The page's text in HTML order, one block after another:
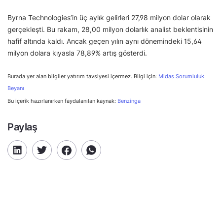
Byrna Technologies’in üç aylık gelirleri 27,98 milyon dolar olarak
gerçekleşti. Bu rakam, 28,00 milyon dolarlık analist beklentisinin
hafif altında kaldı. Ancak geçen yılın aynı dönemindeki 15,64
milyon dolara kıyasla 78,89% artış gösterdi.
Burada yer alan bilgiler yatırım tavsiyesi içermez. Bilgi için: Midas Sorumluluk
Beyanı
Bu içerik hazırlanırken faydalanılan kaynak: Benzinga
Paylaş